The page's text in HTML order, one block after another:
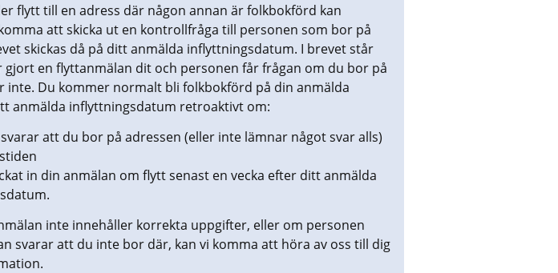
flytt till en adress där någon annan är folkbokförd kan
att skicka ut en kontrollfråga till personen som bor på
skickas då på ditt anmälda inflyttningsdatum. I brevet står
gjort en flyttanmälan dit och personen får frågan om du bor på
inte. Du kommer normalt bli folkbokförd på din anmälda
anmälda inflyttningsdatum retroaktivt om:
att du bor på adressen (eller inte lämnar något svar alls)
in din anmälan om flytt senast en vecka efter ditt anmälda
inte innehåller korrekta uppgifter, eller om personen
svarar att du inte bor där, kan vi komma att höra av oss till dig